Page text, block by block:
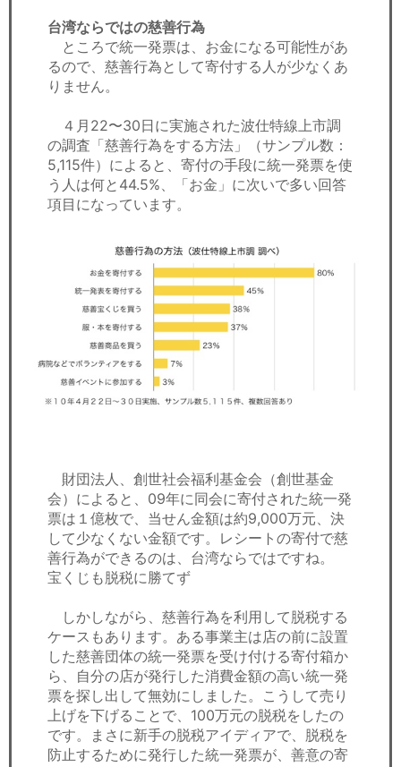
台湾ならではの慈善行為
ところで統一発票は、お金になる可能性があ
るので、慈善行為として寄付する人が少なくあ
りません。
４月22〜30日に実施された波仕特線上市調
の調査「慈善行為をする方法」（サンプル数：
5,115件）によると、寄付の手段に統一発票を使
う人は何と44.5%、「お金」に次いで多い回答
項目になっています。
財団法人、創世社会福利基金会（創世基金
会）によると、09年に同会に寄付された統一発
票は１億枚で、当せん金額は約9,000万元、決
して少なくない金額です。レシートの寄付で慈
善行為ができるのは、台湾ならではですね。
宝くじも脱税に勝てず
しかしながら、慈善行為を利用して脱税する
ケースもあります。ある事業主は店の前に設置
した慈善団体の統一発票を受け付ける寄付箱か
ら、自分の店が発行した消費金額の高い統一発
票を探し出して無効にしました。こうして売り
上げを下げることで、100万元の脱税をしたの
です。まさに新手の脱税アイディアで、脱税を
防止するために発行した統一発票が、善意の寄